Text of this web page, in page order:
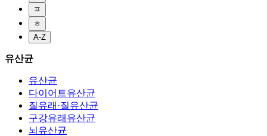
ㅍ
ㅎ
A-Z
유산균
유산균
다이어트유산균
질유래·질유산균
구강유래유산균
뇌유산균